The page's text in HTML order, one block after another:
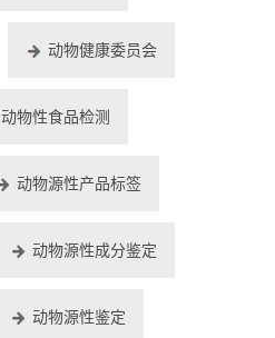
动物健康委员会
动物性食品检测
动物源性产品标签
动物源性成分鉴定
动物源性鉴定